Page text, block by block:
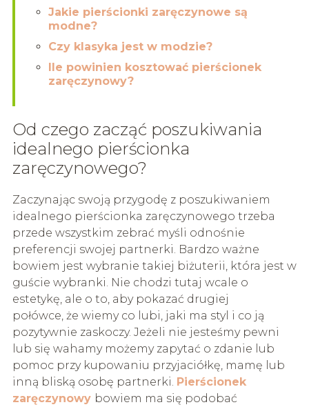
Jakie pierścionki zaręczynowe są
modne?
Czy klasyka jest w modzie?
Ile powinien kosztować pierścionek
zaręczynowy?
Od czego zacząć poszukiwania
idealnego pierścionka
zaręczynowego?
Zaczynając swoją przygodę z poszukiwaniem
idealnego pierścionka zaręczynowego trzeba
przede wszystkim zebrać myśli odnośnie
preferencji swojej partnerki. Bardzo ważne
bowiem jest wybranie takiej biżuterii, która jest w
guście wybranki. Nie chodzi tutaj wcale o
estetykę, ale o to, aby pokazać drugiej
połówce, że wiemy co lubi, jaki ma styl i co ją
pozytywnie zaskoczy. Jeżeli nie jesteśmy pewni
lub się wahamy możemy zapytać o zdanie lub
pomoc przy kupowaniu przyjaciółkę, mamę lub
inną bliską osobę partnerki. Pierścionek
zaręczynowy bowiem ma się podobać